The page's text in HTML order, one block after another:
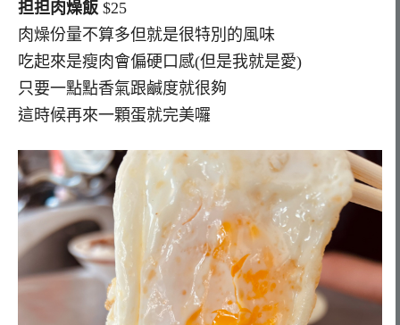
担担肉燥飯 $25
肉燥份量不算多但就是很特別的風味
吃起來是瘦肉會偏硬口感(但是我就是愛)
只要一點點香氣跟鹹度就很夠
這時候再來一顆蛋就完美囉